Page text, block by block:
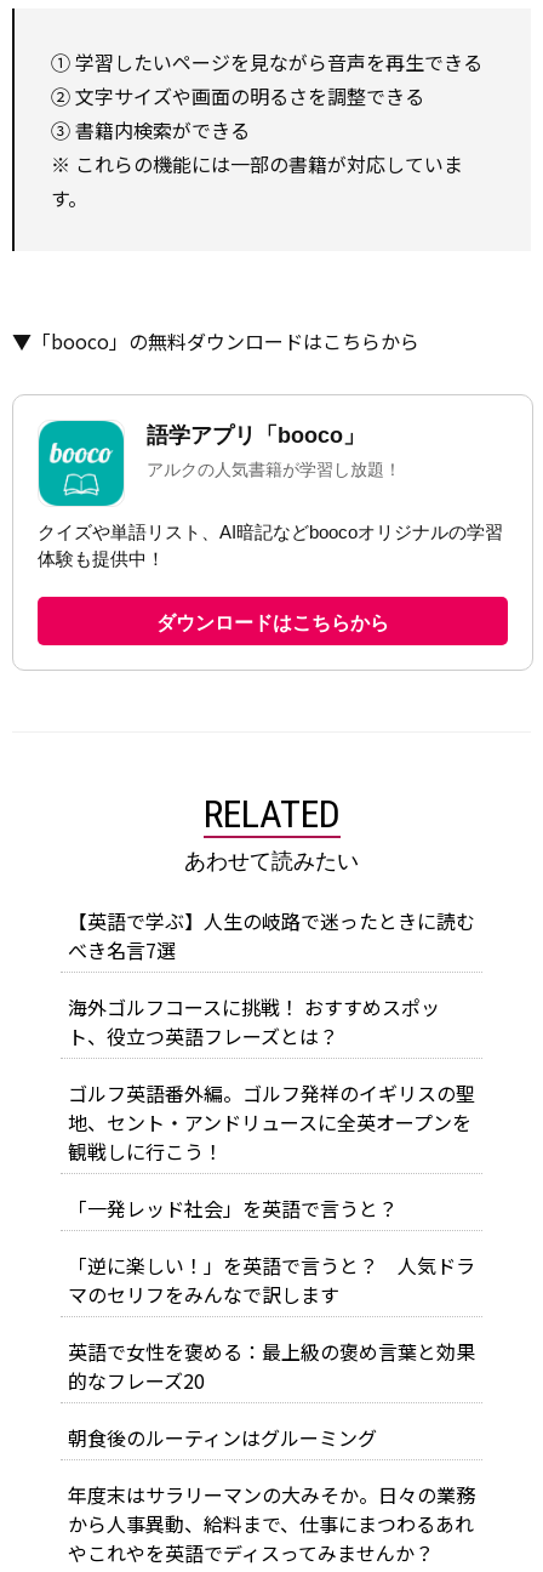
① 学習したいページを見ながら音声を再生できる
② 文字サイズや画面の明るさを調整できる
③ 書籍内検索ができる
※ これらの機能には一部の書籍が対応していま
す。
▼「booco」の無料ダウンロードはこちらから
RELATED
あわせて読みたい
【英語で学ぶ】人生の岐路で迷ったときに読む
べき名言7選
海外ゴルフコースに挑戦！ おすすめスポッ
ト、役立つ英語フレーズとは？
ゴルフ英語番外編。ゴルフ発祥のイギリスの聖
地、セント・アンドリュースに全英オープンを
観戦しに行こう！
「一発レッド社会」を英語で言うと？
「逆に楽しい！」を英語で言うと？ 人気ドラ
マのセリフをみんなで訳します
英語で女性を褒める：最上級の褒め言葉と効果
的なフレーズ20
朝食後のルーティンはグルーミング
年度末はサラリーマンの大みそか。日々の業務
から人事異動、給料まで、仕事にまつわるあれ
やこれやを英語でディスってみませんか？